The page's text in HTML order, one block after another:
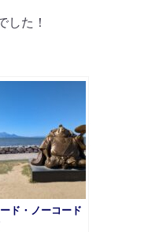
した！
ド・ノーコード